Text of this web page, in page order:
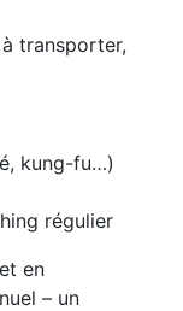
transporter,
kung-fu…)
régulier
en
– un